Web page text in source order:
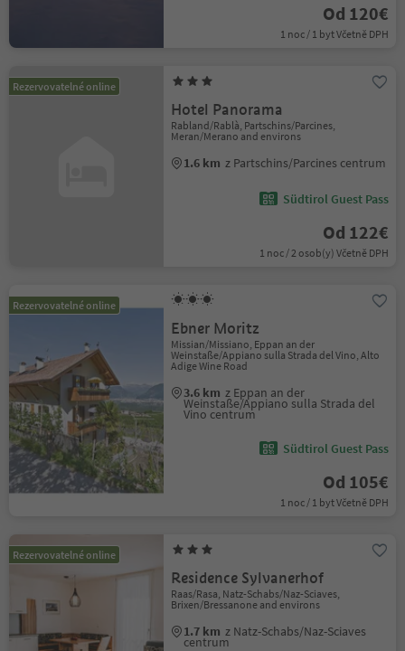
Od 120€
1 noc / 1 byt Včetně DPH
Rezervovatelné online
Hotel Panorama
Rabland/Rablà, Partschins/Parcines,
Meran/Merano and environs
1.6 km z Partschins/Parcines centrum
Südtirol Guest Pass
Od 122€
1 noc / 2 osob(y) Včetně DPH
Rezervovatelné online
Ebner Moritz
Missian/Missiano, Eppan an der
Weinstaße/Appiano sulla Strada del Vino, Alto
Adige Wine Road
3.6 km z Eppan an der
Weinstaße/Appiano sulla Strada del
Vino centrum
Südtirol Guest Pass
Od 105€
1 noc / 1 byt Včetně DPH
Rezervovatelné online
Residence Sylvanerhof
Raas/Rasa, Natz-Schabs/Naz-Sciaves,
Brixen/Bressanone and environs
1.7 km z Natz-Schabs/Naz-Sciaves
centrum